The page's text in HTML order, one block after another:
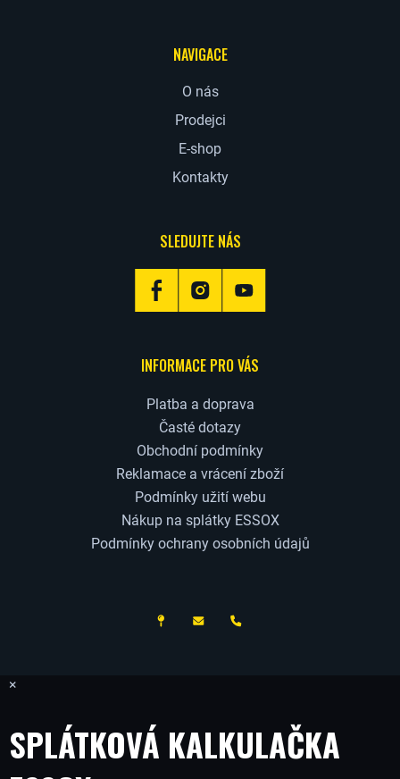
NAVIGACE
O nás
Prodejci
E-shop
Kontakty
SLEDUJTE NÁS
INFORMACE PRO VÁS
Platba a doprava
Časté dotazy
Obchodní podmínky
Reklamace a vrácení zboží
Podmínky užití webu
Nákup na splátky ESSOX
Podmínky ochrany osobních údajů
×
SPLÁTKOVÁ KALKULAČKA